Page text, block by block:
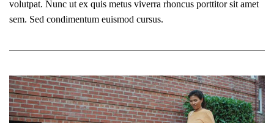
volutpat. Nunc ut ex quis metus viverra rhoncus porttitor sit amet
sem. Sed condimentum euismod cursus.